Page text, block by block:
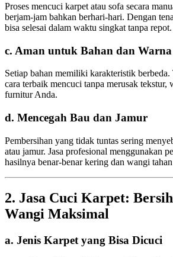
Proses mencuci karpet atau sofa secara
berjam-jam bahkan berhari-hari. Dengan
bisa selesai dalam waktu singkat tanpa repot.
c. Aman untuk Bahan dan Warna
Setiap bahan memiliki karakteristik
cara terbaik mencuci tanpa merusak tekstur,
furnitur Anda.
d. Mencegah Bau dan Jamur
Pembersihan yang tidak tuntas sering
atau jamur. Jasa profesional menggunakan
hasilnya benar-benar kering dan wangi
2. Jasa Cuci Karpet:
Wangi Maksimal
a. Jenis Karpet yang Bisa Dicuci